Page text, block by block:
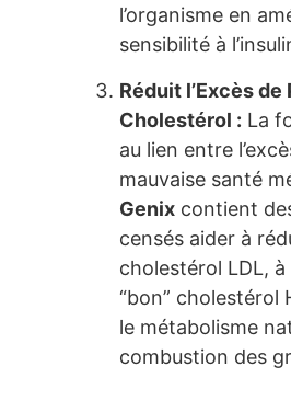
l’organisme en
sensibilité à
Réduit l’Excès
Cholestérol : La
au lien entre
mauvaise santé
Genix contient
censés aider à
cholestérol LDL,
“bon” cholestérol
le métabolisme
combustion des